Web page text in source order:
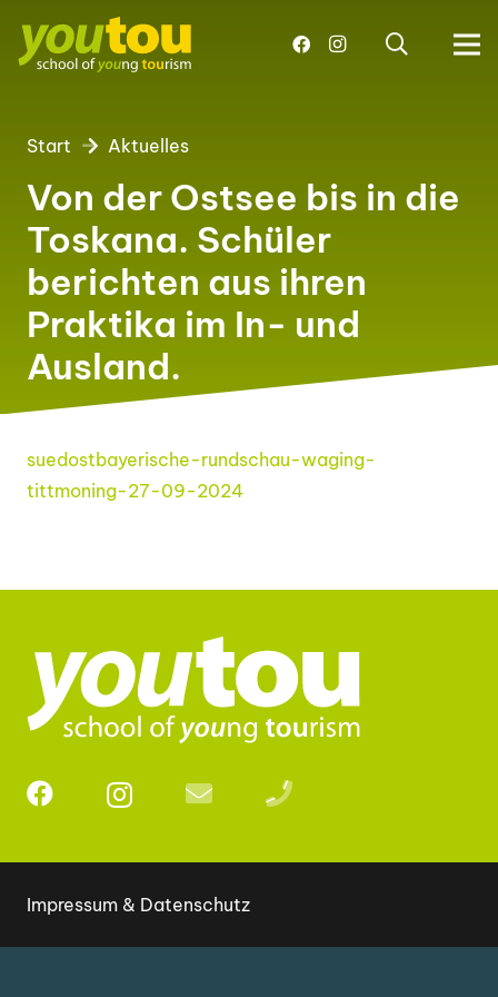
Start Aktuelles
Von der Ostsee bis in die
Toskana. Schüler
berichten aus ihren
Praktika im In- und
Ausland.
suedostbayerische-rundschau-waging-
tittmoning-27-09-2024
Impressum & Datenschutz